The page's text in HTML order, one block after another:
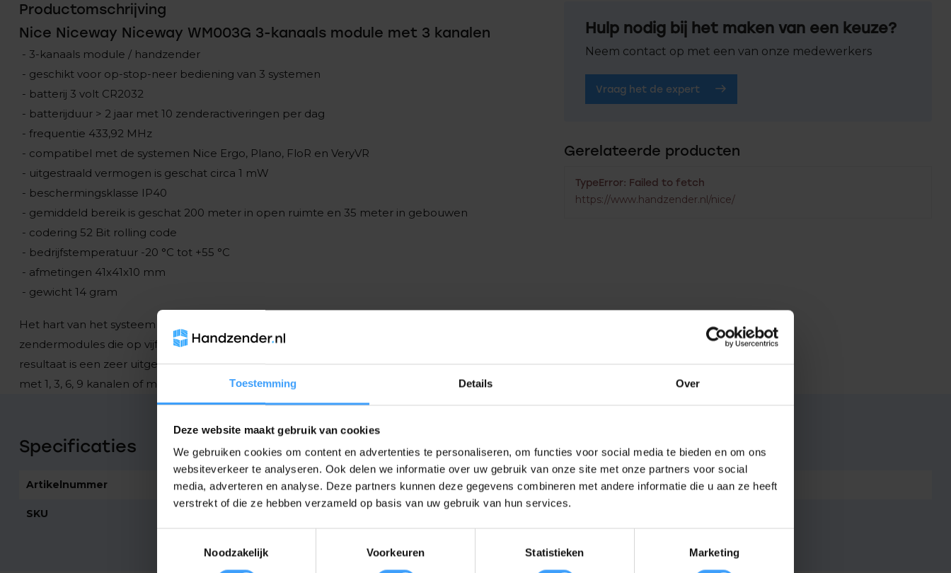
Toestemming Details Over
Deze website maakt gebruik van cookies
We gebruiken cookies om content en advertenties te personaliseren, om functies voor social media te bieden en om ons
websiteverkeer te analyseren. Ook delen we informatie over uw gebruik van onze site met onze partners voor social
media, adverteren en analyse. Deze partners kunnen deze gegevens combineren met andere informatie die u aan ze heeft
verstrekt of die ze hebben verzameld op basis van uw gebruik van hun services.
Noodzakelijk
Voorkeuren Statistieken Marketing
Productomschrijving
Nice Niceway Niceway WM003G 3-kanaals module met 3 kanalen
- 3-kanaals module / handzender
- geschikt voor op-stop-neer bediening van 3 systemen
- batterij 3 volt CR2032
- batterijduur > 2 jaar met 10 zenderactiveringen per dag
- frequentie 433,92 MHz
- compatibel met de systemen Nice Ergo, Plano, FloR en VeryVR
- uitgestraald vermogen is geschat circa 1 mW
- beschermingsklasse IP40
- gemiddeld bereik is geschat 200 meter in open ruimte en 35 meter in gebouwen
- codering 52 Bit rolling code
- bedrijfstemperatuur -20 °C tot +55 °C
- afmetingen 41x41x10 mm
- gewicht 14 gram
Het hart van het systeem NiceWay. Het systeem NiceWay is gebaseerd op een serie
zendermodules die op vijf verschillende modellen steunen kunnen worden geplaatst. Het
resultaat is een zeer uitgebreid aanbod van maatwerkproducten. De modules zijn verkrijgbaar
met 1, 3, 6, 9 kanalen of met 80 en 240 kanalen.
Hulp nodig bij het maken van een keuze?
Neem contact op met een van onze medewerkers
Vraag het de expert
Gerelateerde producten
TypeError: Failed to fetch
https://www.handzender.nl/nice/
Specificaties
Artikelnummer 2660 EAN Code 7432257288208
SKU